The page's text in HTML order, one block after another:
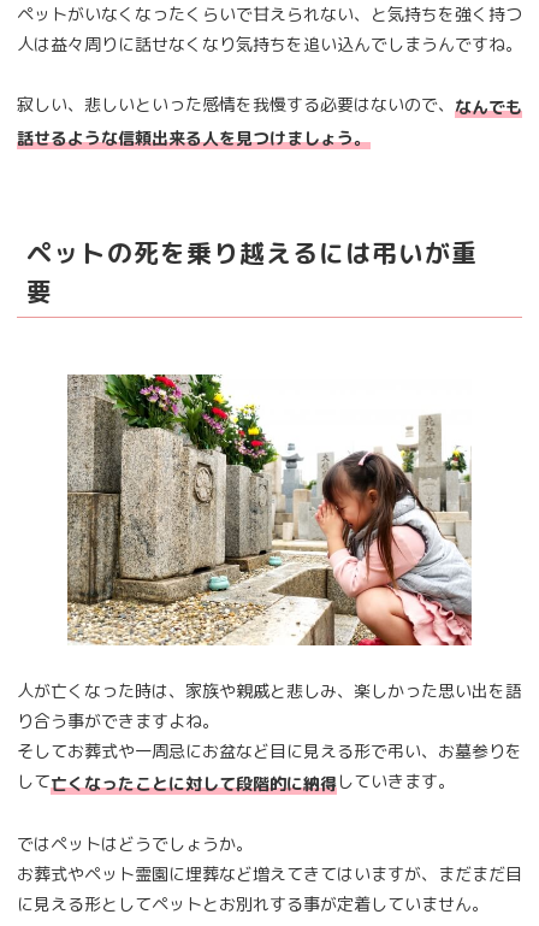
ペットがいなくなったくらいで甘えられない、と気持ちを強く持つ
人は益々周りに話せなくなり気持ちを追い込んでしまうんですね。
寂しい、悲しいといった感情を我慢する必要はないので、 なんでも
話せるような信頼出来る人を見つけましょう。
ペットの死を乗り越えるには弔いが重
要
人が亡くなった時は、家族や親戚と悲しみ、楽しかった思い出を語
り合う事ができますよね。
そしてお葬式や一周忌にお盆など目に見える形で弔い、お墓参りを
して亡くなったことに対して段階的に納得していきます。
ではペットはどうでしょうか。
お葬式やペット霊園に埋葬など増えてきてはいますが、まだまだ目
に見える形としてペットとお別れする事が定着していません。